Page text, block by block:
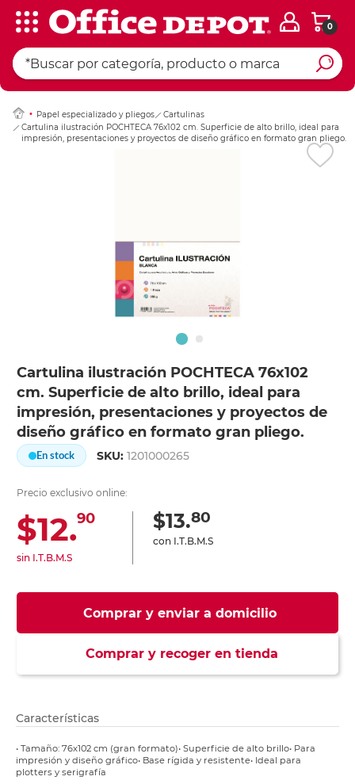
0
Papel especializado y pliegos
Cartulinas
Cartulina ilustración POCHTECA 76x102 cm. Superficie de alto brillo, ideal para
impresión, presentaciones y proyectos de diseño gráfico en formato gran pliego.
Cartulina ilustración POCHTECA 76x102
cm. Superficie de alto brillo, ideal para
impresión, presentaciones y proyectos de
diseño gráfico en formato gran pliego.
En stock SKU:1201000265
Precio exclusivo online:
$12.90
sin I.T.B.M.S
$13.80
con I.T.B.M.S
Comprar y enviar a domicilio
Comprar y recoger en tienda
Ingresar Codigo
Características
• Tamaño: 76x102 cm (gran formato)• Superficie de alto brillo• Para
impresión y diseño gráfico• Base rígida y resistente• Ideal para
plotters y serigrafía